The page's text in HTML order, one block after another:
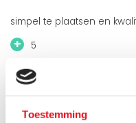
Toestemming
simpel te plaatsen en
+ 5
zeer praktisch eenvoudige